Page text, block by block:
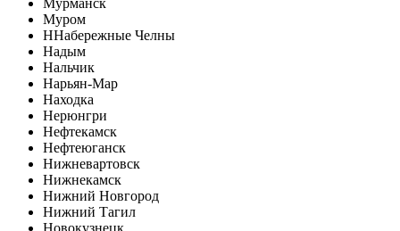
Мурманск
Муром
ННабережные Челны
Надым
Нальчик
Нарьян-Мар
Находка
Нерюнгри
Нефтекамск
Нефтеюганск
Нижневартовск
Нижнекамск
Нижний Новгород
Нижний Тагил
Новокузнецк